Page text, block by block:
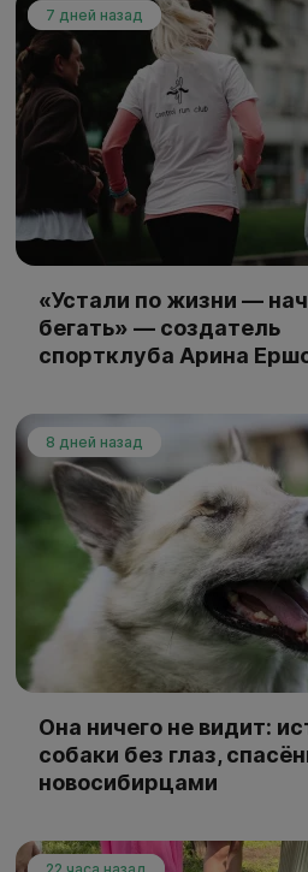
7 дней назад
«Устали по жизни —
бегать» — создатель
спортклуба Арина
8 дней назад
Она ничего не видит:
собаки без глаз,
новосибирцами